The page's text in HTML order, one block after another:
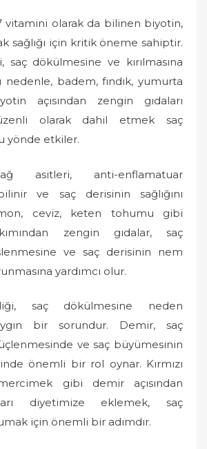
vitamini olarak da bilinen biyotin,
sağlığı için kritik öneme sahiptir.
saç dökülmesine ve kırılmasına
badem, fındık, yumurta
açısından zengin gıdaları
olarak dahil etmek saç
yönde etkiler.
asitleri, anti-enflamatuar
ve saç derisinin sağlığını
ceviz, keten tohumu gibi
zengin gıdalar, saç
ve saç derisinin nem
yardımcı olur.
saç dökülmesine neden
bir sorundur. Demir, saç
ve saç büyümesinin
önemli bir rol oynar. Kırmızı
gibi demir açısından
diyetimize eklemek, saç
için önemli bir adımdır.